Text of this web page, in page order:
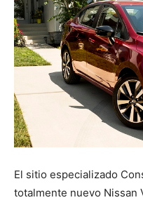
El sitio especializado
totalmente nuevo Nissan